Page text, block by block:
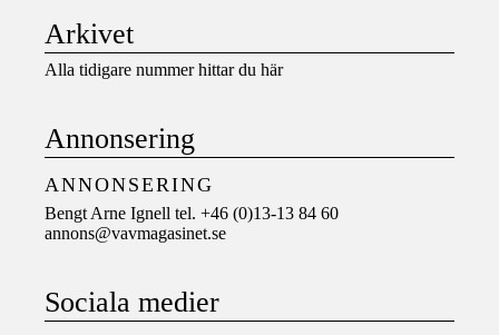
Arkivet
Alla tidigare nummer hittar du här
Annonsering
ANNONSERING
Bengt Arne Ignell tel. +46 (0)13-13 84 60
annons@vavmagasinet.se
Sociala medier